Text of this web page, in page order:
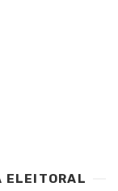
ELEITORAL